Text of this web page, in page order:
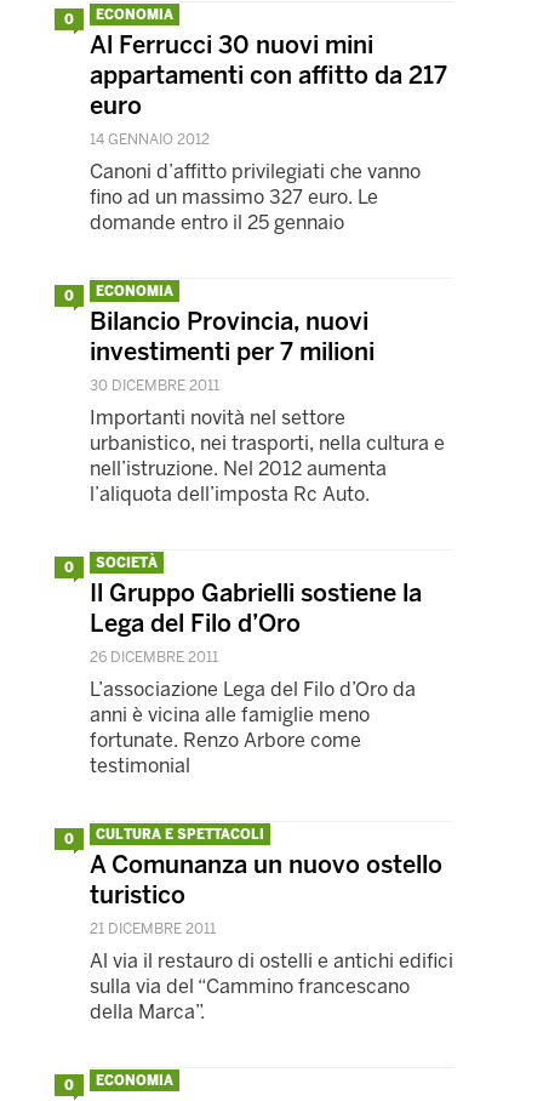
0 ECONOMIA
Al Ferrucci 30 nuovi mini
appartamenti con affitto da 217
euro
14 GENNAIO 2012
Canoni d’affitto privilegiati che vanno
fino ad un massimo 327 euro. Le
domande entro il 25 gennaio
0 ECONOMIA
Bilancio Provincia, nuovi
investimenti per 7 milioni
30 DICEMBRE 2011
Importanti novità nel settore
urbanistico, nei trasporti, nella cultura e
nell’istruzione. Nel 2012 aumenta
l’aliquota dell’imposta Rc Auto.
0 SOCIETÀ
Il Gruppo Gabrielli sostiene la
Lega del Filo d’Oro
26 DICEMBRE 2011
L’associazione Lega del Filo d’Oro da
anni è vicina alle famiglie meno
fortunate. Renzo Arbore come
testimonial
0 CULTURA E SPETTACOLI
A Comunanza un nuovo ostello
turistico
21 DICEMBRE 2011
Al via il restauro di ostelli e antichi edifici
sulla via del “Cammino francescano
della Marca”.
0 ECONOMIA